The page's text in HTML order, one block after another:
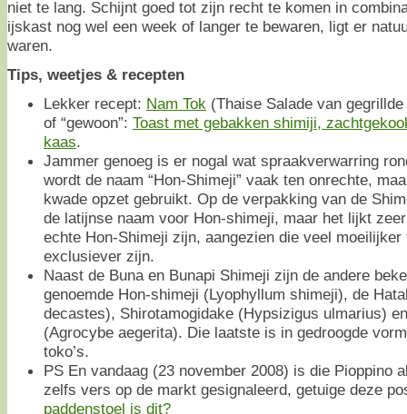
niet te lang. Schijnt goed tot zijn recht te komen in
ijskast nog wel een week of langer te bewaren, ligt er
waren.
Tips, weetjes & recepten
Lekker recept: Nam Tok (Thaise Salade van
of “gewoon”: Toast met gebakken shimiji,
kaas.
Jammer genoeg is er nogal wat spraakverwarring
wordt de naam “Hon-Shimeji” vaak ten onrechte,
kwade opzet gebruikt. Op de verpakking van de
de latijnse naam voor Hon-shimeji, maar het lijkt
echte Hon-Shimeji zijn, aangezien die veel
exclusiever zijn.
Naast de Buna en Bunapi Shimeji zijn de andere
genoemde Hon-shimeji (Lyophyllum shimeji), de
decastes), Shirotamogidake (Hypsizigus ulmarius)
(Agrocybe aegerita). Die laatste is in gedroogde
toko’s.
PS En vandaag (23 november 2008) is die Pioppino
zelfs vers op de markt gesignaleerd, getuige deze
paddenstoel is dit?